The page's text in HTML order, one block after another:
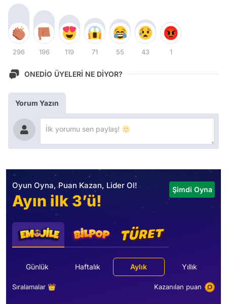
296 196 119 71 55 43 1
ONEDİO ÜYELERİ NE DİYOR?
Yorum Yazın
Oyun Oyna, Puan Kazan, Lider Ol!
Ayın ilk 3’ü!
Şimdi Oyna
Günlük Haftalık Aylık Yıllık
Sıralamalar 👑 Kazanılan puan